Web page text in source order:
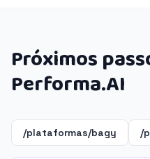
Próximos
Performa.AI
/plataformas/bagy /